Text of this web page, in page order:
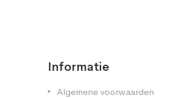
Informatie
Algemene voorwaarden